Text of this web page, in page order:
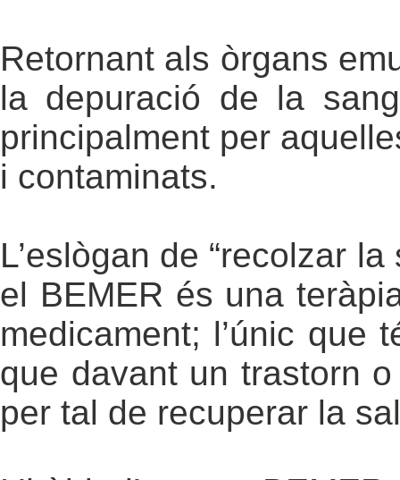
Retornant als òrgans
la depuració de la
principalment per
i contaminats.
L’eslògan de “recolzar
el BEMER és una
medicament; l’únic que
que davant un trastorn
per tal de recuperar la